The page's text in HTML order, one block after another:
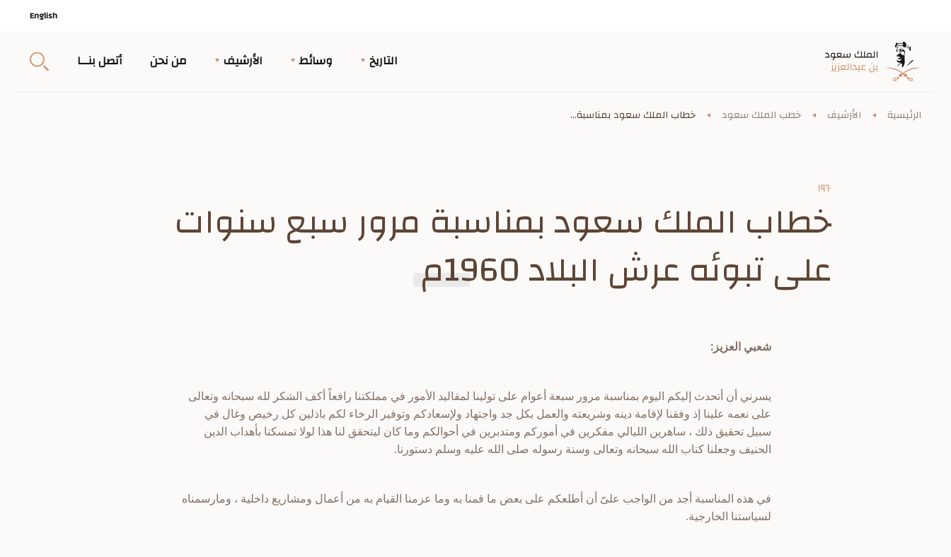
English
التاريخ وسائط الأرشيف من نحن أتصل بنــا
الرئيسية الأرشيف خطب الملك سعود خطاب الملك سعود بمناسبة...
١٩٦٠
خطاب الملك سعود بمناسبة مرور سبع سنوات
على تبوئه عرش البلاد 1960م
شعبي العزيز:
يسرني أن أتحدث إليكم اليوم بمناسبة مرور سبعة أعوام على تولينا لمقاليد الأمور في مملكتنا رافعاً أكف الشكر لله سبحانه وتعالى
على نعمه علينا إذ وفقنا لإقامة دينه وشريعته والعمل بكل جد واجتهاد ولإسعادكم وتوفير الرخاء لكم باذلين كل رخيص وغال في
سبيل تحقيق ذلك ، ساهرين الليالي مفكرين في أموركم ومتدبرين في أحوالكم وما كان ليتحقق لنا هذا لولا تمسكنا بأهداب الدين
الحنيف وجعلنا كتاب الله سبحانه وتعالى وسنة رسوله صلى الله عليه وسلم دستورنا.
في هذه المناسبة أجد من الواجب علىّ أن أطلعكم على بعض ما قمنا به وما عزمنا القيام به من أعمال ومشاريع داخلية ، ومارسمناه
لسياستنا الخارجية.